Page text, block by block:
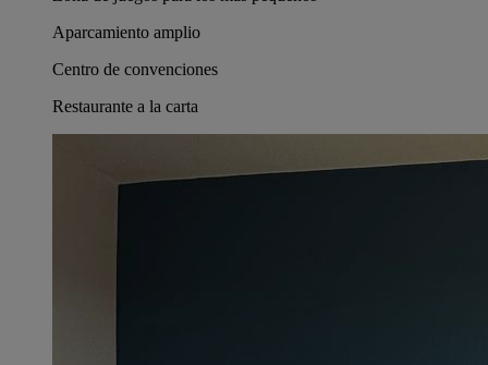
Aparcamiento amplio
Centro de convenciones
Restaurante a la carta